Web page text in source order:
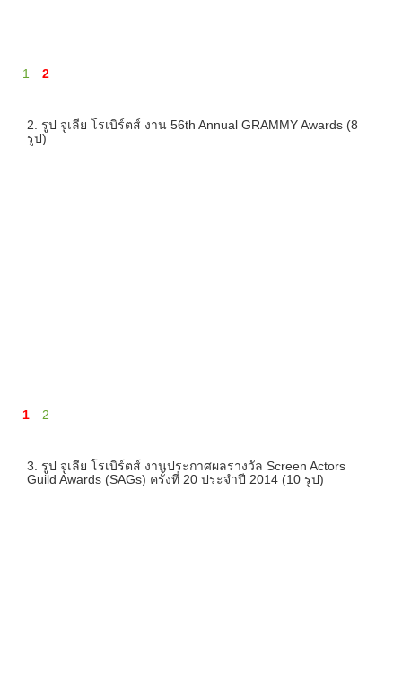
1 2
2. รูป จูเลีย โรเบิร์ตส์ งาน 56th Annual GRAMMY Awards (8
รูป)
1 2
3. รูป จูเลีย โรเบิร์ตส์ งานประกาศผลรางวัล Screen Actors
Guild Awards (SAGs) ครั้งที่ 20 ประจำปี 2014 (10 รูป)